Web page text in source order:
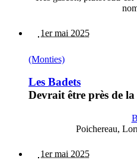
1er mai 2025
(Monties)
Les Badets
Devrait être près de
Poichereau,
1er mai 2025